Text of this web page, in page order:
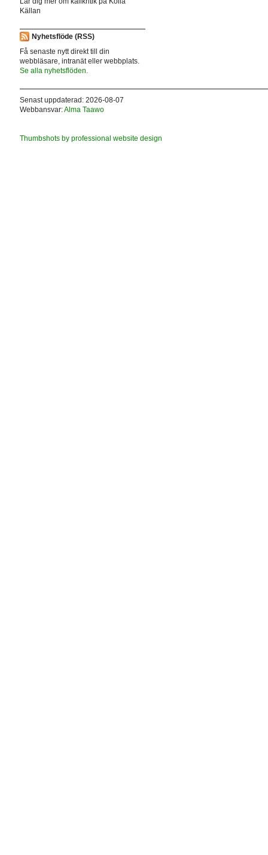
Källan
Nyhetsflöde (RSS)
Få senaste nytt direkt till din
webbläsare, intranät eller webbplats.
Se alla nyhetsflöden.
Senast uppdaterad: 2026-08-07
Webbansvar:Alma Taawo
Thumbshots by professional website design